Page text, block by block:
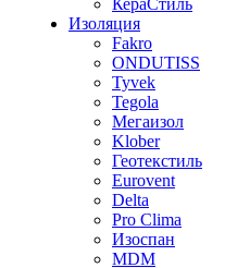
КераСтиль
Изоляция
Fakro
ONDUTISS
Tyvek
Tegola
Мегаизол
Klober
Геотекстиль
Eurovent
Delta
Pro Clima
Изоспан
MDM